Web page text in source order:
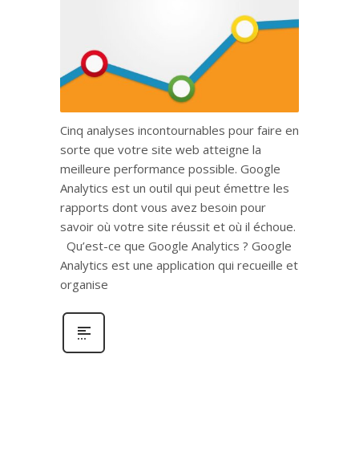
Cinq analyses incontournables pour faire en
sorte que votre site web atteigne la
meilleure performance possible. Google
Analytics est un outil qui peut émettre les
rapports dont vous avez besoin pour
savoir où votre site réussit et où il échoue.
Qu’est-ce que Google Analytics ? Google
Analytics est une application qui recueille et
organise